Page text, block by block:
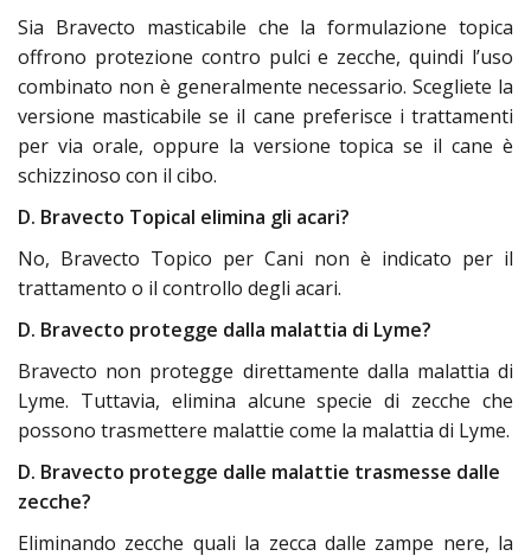
Sia Bravecto masticabile che la formulazione topica
offrono protezione contro pulci e zecche, quindi l’uso
combinato non è generalmente necessario. Scegliete la
versione masticabile se il cane preferisce i trattamenti
per via orale, oppure la versione topica se il cane è
schizzinoso con il cibo.
D. Bravecto Topical elimina gli acari?
No, Bravecto Topico per Cani non è indicato per il
trattamento o il controllo degli acari.
D. Bravecto protegge dalla malattia di Lyme?
Bravecto non protegge direttamente dalla malattia di
Lyme. Tuttavia, elimina alcune specie di zecche che
possono trasmettere malattie come la malattia di Lyme.
D. Bravecto protegge dalle malattie trasmesse dalle
zecche?
Eliminando zecche quali la zecca dalle zampe nere, la